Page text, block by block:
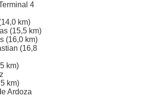
4
km)
(15,5 km)
(16,0 km)
(16,8
km)
km)
Ardoza